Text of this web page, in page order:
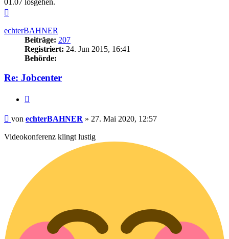
echterBAHNER
Beiträge: 207
Registriert: 24. Jun 2015, 16:41
Behörde:
Re: Jobcenter
Beitrag
von echterBAHNER » 27. Mai 2020, 12:57
Videokonferenz klingt lustig